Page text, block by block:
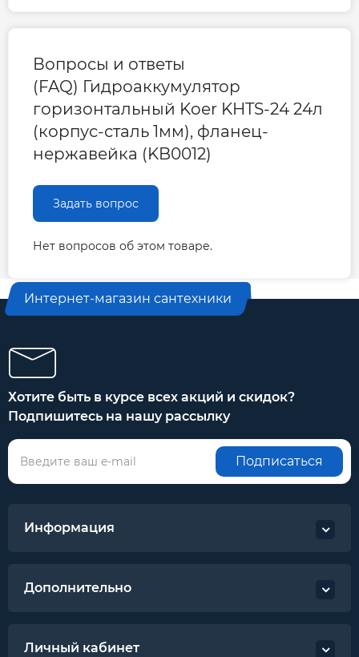
Вопросы и ответы
(FAQ) Гидроаккумулятор
горизонтальный Koer KHTS-24 24л
(корпус-сталь 1мм), фланец-
нержавейка (KB0012)
Задать вопрос
Нет вопросов об этом товаре.
Интернет-магазин сантехники
Хотите быть в курсе всех акций и скидок?
Подпишитесь на нашу рассылку
Подписаться
Информация
Дополнительно
Личный кабинет